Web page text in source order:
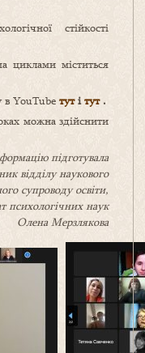
стійкості
циклами міститься
в YouTube тутітут.
можна здійснити
підготувала
відділу наукового
супроводу освіти,
психологічних наук
Олена Мерзлякова